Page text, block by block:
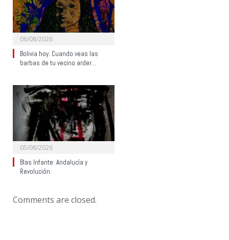
06/08/2026
Bolivia hoy: Cuando veas las
barbas de tu vecino arder…
05/08/2026
Blas Infante: Andalucía y
Revolución.
Comments are closed.